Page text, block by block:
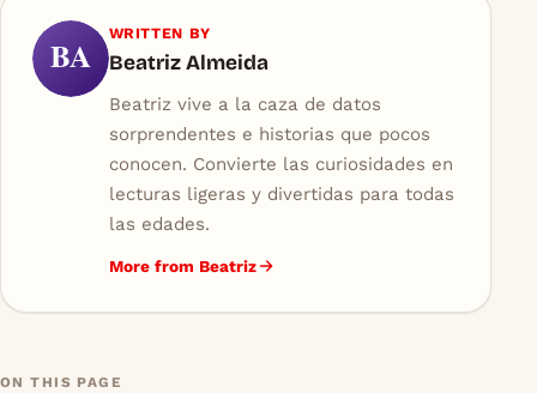
BA
WRITTEN BY
Beatriz Almeida
Beatriz vive a la caza de datos
sorprendentes e historias que pocos
conocen. Convierte las curiosidades en
lecturas ligeras y divertidas para todas
las edades.
More from Beatriz
ON THIS PAGE